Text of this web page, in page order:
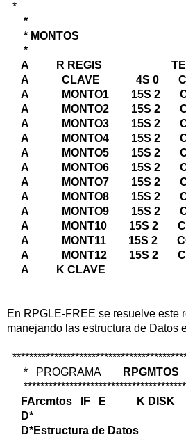
*
*
* MONTOS
*
A R REGIS
A CLAVE 4S 0
A MONTO1 15S 2
A MONTO2 15S 2
A MONTO3 15S 2
A MONTO4 15S 2
A MONTO5 15S 2
A MONTO6 15S 2
A MONTO7 15S 2
A MONTO8 15S 2
A MONTO9 15S 2
A MONT10 15S 2
A MONT11 15S 2
A MONT12 15S 2
A K CLAVE
En RPGLE-FREE se resuelve este
manejando las estructura de Datos
* PROGRAMA
RPGMTOS
FArcmtos IF E K DISK
D*
D*Estructura de Datos